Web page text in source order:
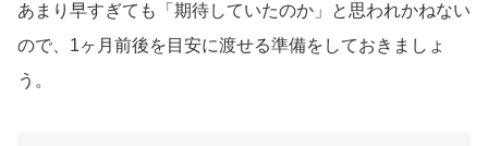
あまり早すぎても「期待していたのか」と思われかねない
ので、1ヶ月前後を目安に渡せる準備をしておきましょ
う。